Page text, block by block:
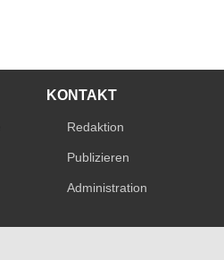
KONTAKT
Redaktion
Publizieren
Administration